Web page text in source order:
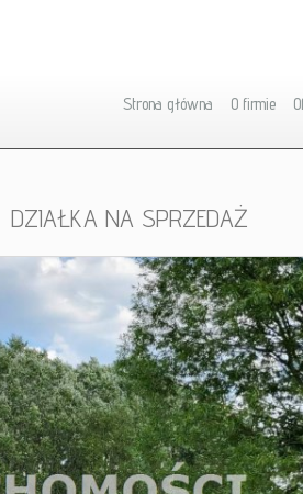
Strona główna O firmie
DZIAŁKA NA SPRZEDAŻ